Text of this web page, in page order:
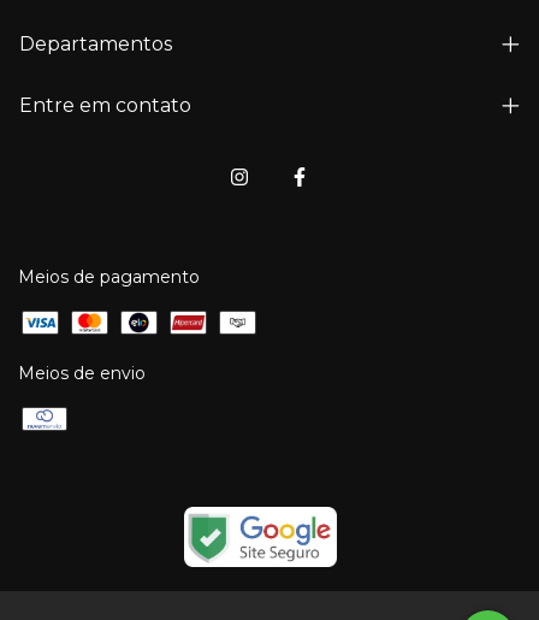
Departamentos
Entre em contato
Meios de pagamento
Meios de envio